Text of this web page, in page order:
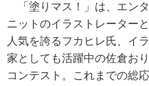
「塗りマス！」は、エン
ニットのイラストレーター
人気を誇るフカヒレ氏、イ
家としても活躍中の佐倉お
コンテスト。これまでの総